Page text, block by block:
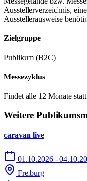
Ausstellerverzeichnis,
Ausstellerausweise
Zielgruppe
Publikum (B2C)
Messezyklus
Findet alle 12 Monate statt
Weitere
caravan live
01.10.2026 -
Freiburg